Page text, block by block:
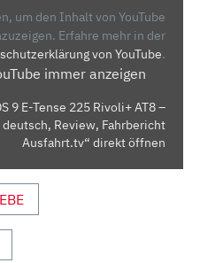
um den Inhalt von YouTube
Erfahre mehr in der
von YouTube.
immer anzeigen
9 E-Tense 225 Rivoli+ AT8 –
Review, Fahrbericht
Ausfahrt.tv“ direkt öffnen